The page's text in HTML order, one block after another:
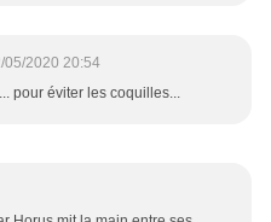
05/2020 20:54
pour éviter les coquilles...